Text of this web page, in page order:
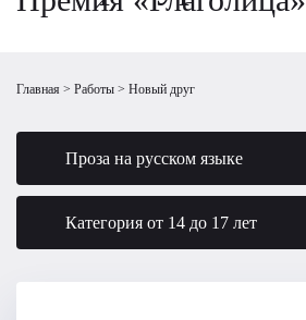
Главная Работы Новый друг
Проза на русском языке
Категория от 14 до 17 лет